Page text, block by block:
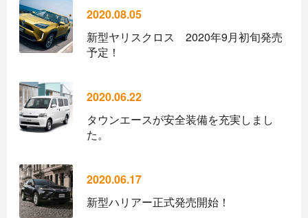
2020.08.05
新型ヤリスクロス 2020年9月初旬発売
予定！
2020.06.22
タウンエースが安全装備を充実しまし
た。
2020.06.17
新型ハリアー正式発売開始！